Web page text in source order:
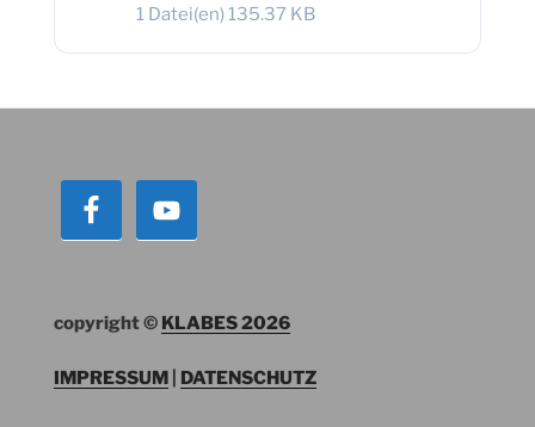
1 Datei(en)135.37 KB
copyright © KLABES 2026
IMPRESSUM DATENSCHUTZ